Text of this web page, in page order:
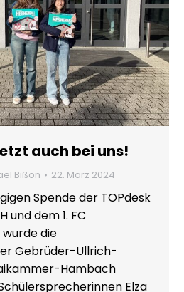
auch bei uns!
Bißon 22. März 2024
Spende der TOPdesk
und dem 1. FC
wurde die
Gebrüder-Ullrich-
Hambach
Elza